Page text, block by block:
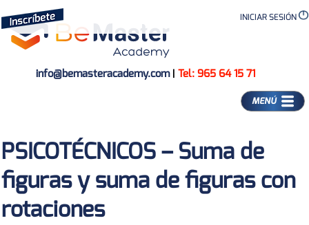
INICIAR SESIÓN
info@bemasteracademy.com| Tel: 965 64 15 71
MENÚ
PSICOTÉCNICOS – Suma de
figuras y suma de figuras con
rotaciones